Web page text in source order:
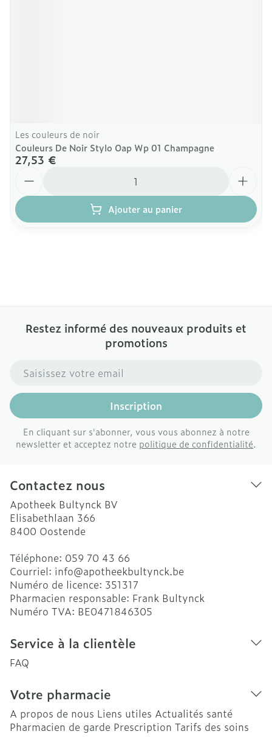
Les couleurs de noir
Couleurs De Noir Stylo Oap Wp 01 Champagne
27,53 €
Ajouter au panier
Restez informé des nouveaux produits et
promotions
Adresse mail
Inscription
En cliquant sur s'abonner, vous vous abonnez à notre
newsletter et acceptez notre politique de confidentialité.
Contactez nous
Apotheek Bultynck BV
Elisabethlaan 366
8400 Oostende
Téléphone: 059 70 43 66
Courriel: info@apotheekbultynck.be
Numéro de licence: 351317
Pharmacien responsable: Frank Bultynck
Numéro TVA: BE0471846305
Service à la clientèle
FAQ
Votre pharmacie
A propos de nous Liens utiles Actualités santé
Pharmacien de garde Prescription Tarifs des soins